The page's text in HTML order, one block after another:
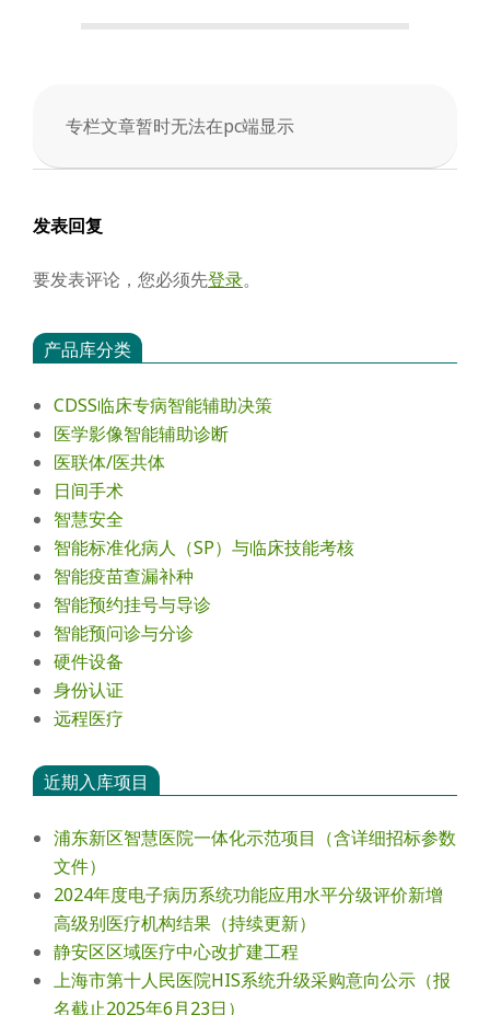
专栏文章暂时无法在pc端显示
2025-
08
发表回复
要发表评论，您必须先登录。
产品库分类
CDSS临床专病智能辅助决策
医学影像智能辅助诊断
医联体/医共体
日间手术
智慧安全
智能标准化病人（SP）与临床技能考核
智能疫苗查漏补种
智能预约挂号与导诊
智能预问诊与分诊
硬件设备
身份认证
远程医疗
近期入库项目
浦东新区智慧医院一体化示范项目（含详细招标参数
文件）
2024年度电⼦病历系统功能应⽤⽔平分级评价新增
⾼级别医疗机构结果（持续更新）
静安区区域医疗中心改扩建工程
上海市第十人民医院HIS系统升级采购意向公示（报
名截止2025年6月23日）